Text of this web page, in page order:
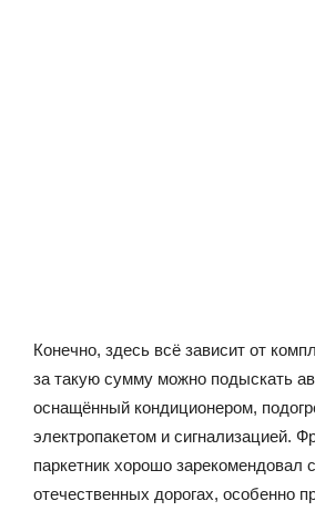
Конечно, здесь всё зависит от
за такую сумму можно подыскать
оснащённый кондиционером,
электропакетом и сигнализацией.
паркетник хорошо зарекомендовал
отечественных дорогах, особенно